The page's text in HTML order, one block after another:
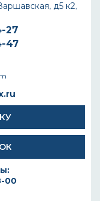
д5 к2,
27
47
00